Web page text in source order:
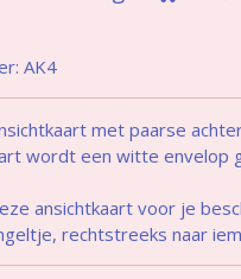
AK4
met paarse
wordt een witte envelop
ansichtkaart voor je
rechtstreeks naar